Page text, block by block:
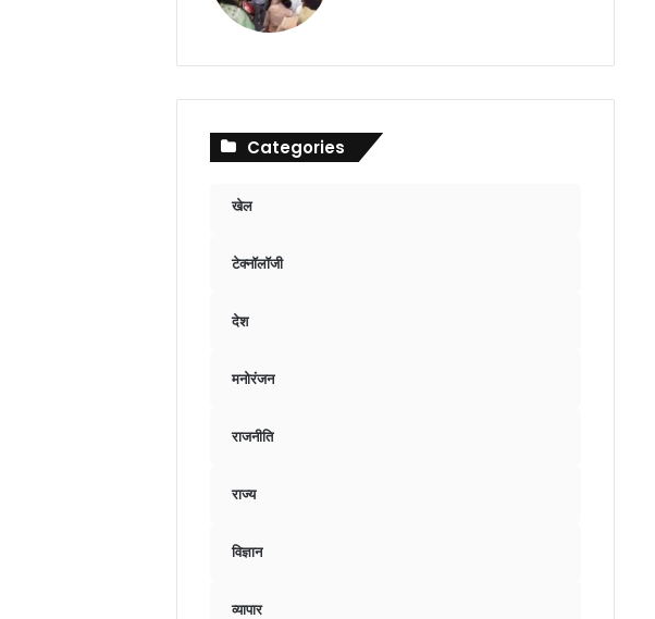
Categories
खेल
टेक्नॉलॉजी
देश
मनोरंजन
राजनीति
राज्य
विज्ञान
व्यापार